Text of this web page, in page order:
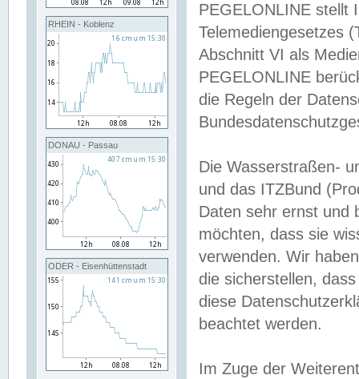
RHEIN - Koblenz
DONAU - Passau
ODER - Eisenhüttenstadt
PEGELONLINE stellt
Telemediengesetzes
Abschnitt VI als
PEGELONLINE
die Regeln der
Die Wasserstraßen-
und das ITZBund
Daten sehr ernst und
möchten, dass sie
verwenden. Wir
die sicherstellen,
diese
beachtet werden.
Im Zuge der